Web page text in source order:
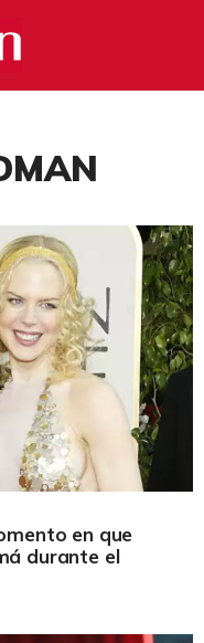
en que
durante el